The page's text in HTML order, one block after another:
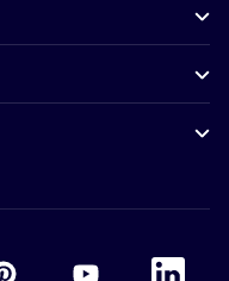
Accor Youtube
Accor